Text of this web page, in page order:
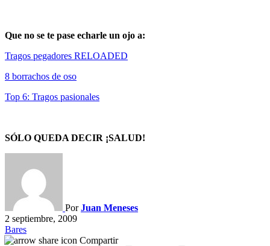
Que no se te pase echarle un ojo a:
Tragos pegadores RELOADED
8 borrachos de oso
Top 6: Tragos pasionales
SÓLO QUEDA DECIR ¡SALUD!
PorJuan Meneses
2 septiembre, 2009
Bares
Compartir